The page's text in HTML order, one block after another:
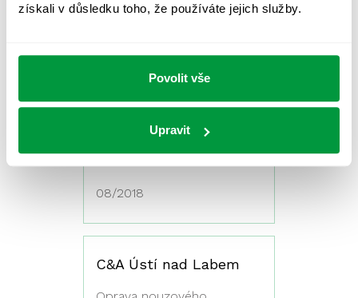
získali v důsledku toho, že používáte jejich služby.
Povolit vše
Upravit
Kaufland Teplice
nouzového osvětlení
08/2018
C&A Ústí nad Labem